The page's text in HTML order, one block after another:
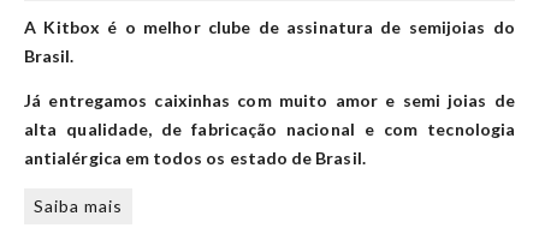
A Kitbox é o melhor clube de assinatura de semijoias do
Brasil.
Já entregamos caixinhas com muito amor e semi joias de
alta qualidade, de fabricação nacional e com tecnologia
antialérgica em todos os estado de Brasil.
Saiba mais